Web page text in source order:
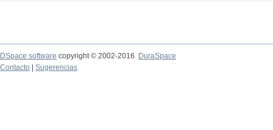
DSpace software copyright © 2002-2016
DuraSpace
Contacto
Sugerencias